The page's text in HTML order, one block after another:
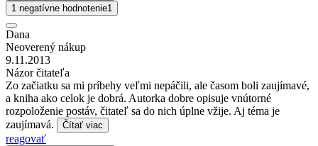
1 negatívne hodnotenie1
Dana
Neoverený nákup
9.11.2013
Názor čitateľa
Zo začiatku sa mi príbehy veľmi nepáčili, ale časom boli zaujímavé,
a kniha ako celok je dobrá. Autorka dobre opisuje vnútorné
rozpoloženie postáv, čitateľ sa do nich úplne vžije. Aj téma je
zaujímavá.
Čítať viac
reagovať